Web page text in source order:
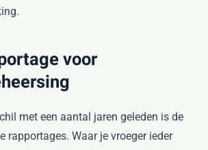
voor
met een aantal jaren geleden is de
rapportages. Waar je vroeger ieder